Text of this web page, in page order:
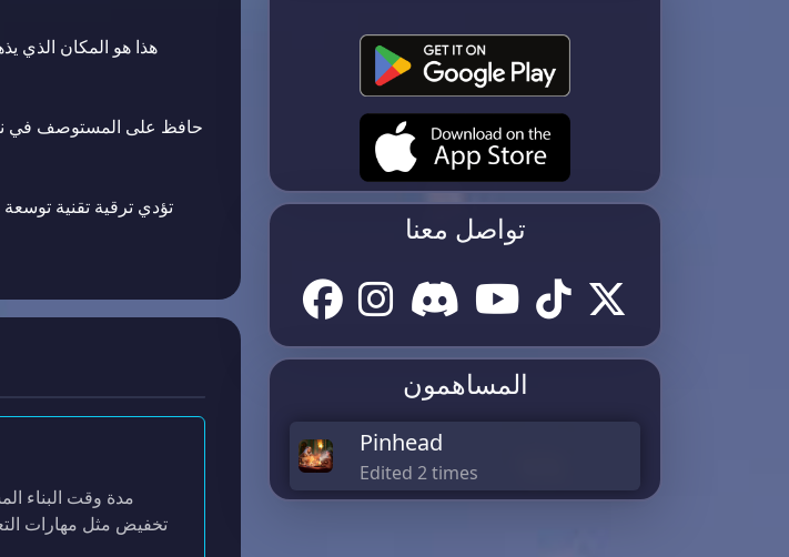
هذا هو المكان الذي
حافظ على المستوصف في
تؤدي ترقية تقنية
مدة وقت البناء
تخفيض مثل مهارات
تواصل معنا
المساهمون
Pinhead
Edited 2 times